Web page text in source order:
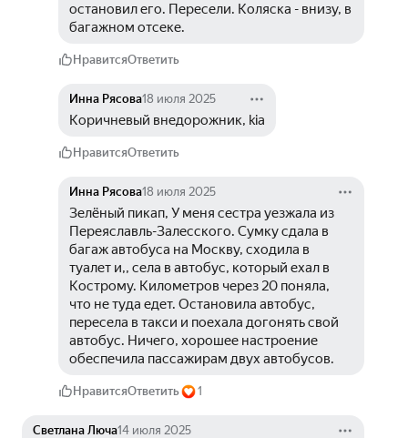
остановил его. Пересели. Коляска - внизу, в
багажном отсеке.
НравитсяОтветить
Инна Рясова18 июля 2025
Коричневый внедорожник, kia
НравитсяОтветить
Инна Рясова18 июля 2025
Зелёный пикап, У меня сестра уезжала из
Переяславль-Залесского. Сумку сдала в
багаж автобуса на Москву, сходила в
туалет и,, села в автобус, который ехал в
Кострому. Километров через 20 поняла,
что не туда едет. Остановила автобус,
пересела в такси и поехала догонять свой
автобус. Ничего, хорошее настроение
обеспечила пассажирам двух автобусов.
НравитсяОтветить 1
Светлана Люча14 июля 2025